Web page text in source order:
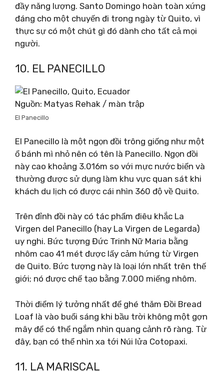
đầy năng lượng. Santo Domingo hoàn toàn xứng
đáng cho một chuyến đi trong ngày từ Quito, vì
thực sự có một chút gì đó dành cho tất cả mọi
người.
10. EL PANECILLO
Nguồn: Matyas Rehak / màn trập
El Panecillo
El Panecillo là một ngọn đồi trông giống như một
ổ bánh mì nhỏ nên có tên là Panecillo. Ngọn đồi
này cao khoảng 3.016m so với mực nước biển và
thường được sử dụng làm khu vực quan sát khi
khách du lịch có được cái nhìn 360 độ về Quito.
Trên đỉnh đồi này có tác phẩm điêu khắc La
Virgen del Panecillo (hay La Virgen de Legarda)
uy nghi. Bức tượng Đức Trinh Nữ Maria bằng
nhôm cao 41 mét được lấy cảm hứng từ Virgen
de Quito. Bức tượng này là loại lớn nhất trên thế
giới; nó được chế tạo bằng 7.000 miếng nhôm.
Thời điểm lý tưởng nhất để ghé thăm Đồi Bread
Loaf là vào buổi sáng khi bầu trời không một gợn
mây để có thể ngắm nhìn quang cảnh rõ ràng. Từ
đây, bạn có thể nhìn xa tới Núi lửa Cotopaxi.
11. LA MARISCAL